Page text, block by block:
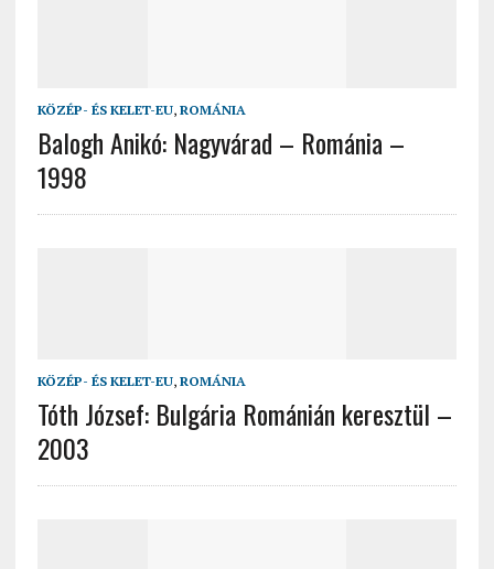
KÖZÉP- ÉS KELET-EU, ROMÁNIA
Balogh Anikó: Nagyvárad – Románia –
1998
KÖZÉP- ÉS KELET-EU, ROMÁNIA
Tóth József: Bulgária Románián keresztül –
2003